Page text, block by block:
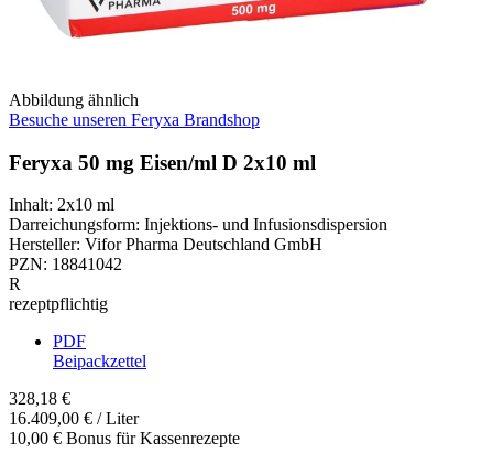
Abbildung ähnlich
Besuche unseren Feryxa Brandshop
Feryxa 50 mg Eisen/ml D 2x10 ml
Inhalt: 2x10 ml
Darreichungsform: Injektions- und Infusionsdispersion
Hersteller: Vifor Pharma Deutschland GmbH
PZN: 18841042
R
rezeptpflichtig
PDF
Beipackzettel
328,18 €
16.409,00 € / Liter
10,00 € Bonus für Kassenrezepte